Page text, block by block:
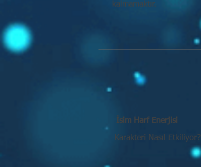
kalmamaktır.
İsim Harf Enerjisi
Karakteri Nasıl Etkiliyor?